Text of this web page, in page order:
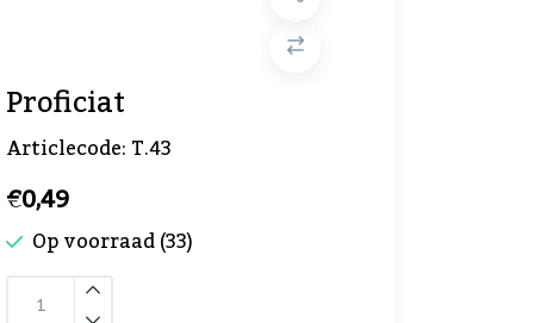
Proficiat
Articlecode:T.43
€0,49
Op voorraad (33)